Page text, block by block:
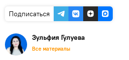
Подписаться
Зульфия Гулуева
Все материалы